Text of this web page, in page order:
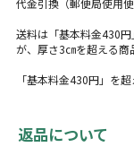
代金引換（郵便局使用
送料は「基本料金430
が、厚さ3㎝を超える商
「基本料金430円」を
返品について